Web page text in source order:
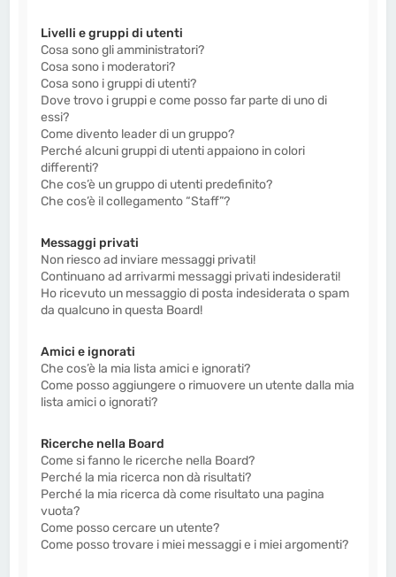
Livelli e gruppi di utenti
Cosa sono gli amministratori?
Cosa sono i moderatori?
Cosa sono i gruppi di utenti?
Dove trovo i gruppi e come posso far parte di uno di
essi?
Come divento leader di un gruppo?
Perché alcuni gruppi di utenti appaiono in colori
differenti?
Che cos’è un gruppo di utenti predefinito?
Che cos’è il collegamento “Staff”?
Messaggi privati
Non riesco ad inviare messaggi privati!
Continuano ad arrivarmi messaggi privati indesiderati!
Ho ricevuto un messaggio di posta indesiderata o spam
da qualcuno in questa Board!
Amici e ignorati
Che cos’è la mia lista amici e ignorati?
Come posso aggiungere o rimuovere un utente dalla mia
lista amici o ignorati?
Ricerche nella Board
Come si fanno le ricerche nella Board?
Perché la mia ricerca non dà risultati?
Perché la mia ricerca dà come risultato una pagina
vuota?
Come posso cercare un utente?
Come posso trovare i miei messaggi e i miei argomenti?